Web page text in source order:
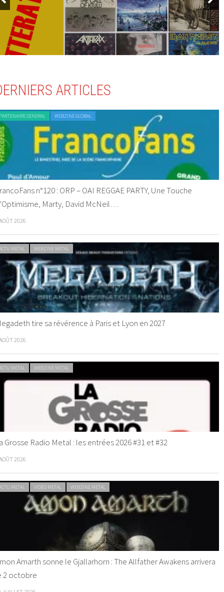
ARTICLES
GENERAL WEBZINE GLOBAL
n°120 : ORP – OAI REGGAE PARTY, Une Touche
Marty, David McNeil…
2026
METAL WEBZINE METAL
tire sa révérence à Paris et Lyon en 2027
2026
METAL WEBZINE METAL
Grosse Radio Metal : les entrées 2026 #31 et #32
2026
METAL VIDEO METAL WEBZINE METAL
Amarth sonne le Gjallarhorn : The Allfather Awakens arrivera
2 octobre